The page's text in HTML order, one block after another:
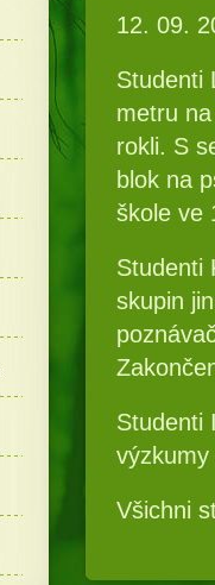
12. 09.
Studenti
metru
rokli. S
blok na
škole ve
Studenti
skupin
Studenti
Všichni